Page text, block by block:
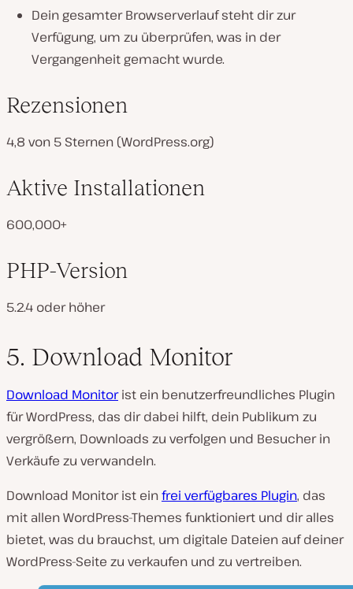
Dein gesamter Browserverlauf steht dir zur
Verfügung, um zu überprüfen, was in der
Vergangenheit gemacht wurde.
Rezensionen
4,8 von 5 Sternen (WordPress.org)
Aktive Installationen
600,000+
PHP-Version
5.2.4 oder höher
5. Download Monitor
Download Monitorist ein benutzerfreundliches Plugin
für WordPress, das dir dabei hilft, dein Publikum zu
vergrößern, Downloads zu verfolgen und Besucher in
Verkäufe zu verwandeln.
Download Monitor ist einfrei verfügbares Plugin, das
mit allen WordPress-Themes funktioniert und dir alles
bietet, was du brauchst, um digitale Dateien auf deiner
WordPress-Seite zu verkaufen und zu vertreiben.